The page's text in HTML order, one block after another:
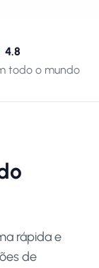
4.8
todo o mundo
rápida e
de